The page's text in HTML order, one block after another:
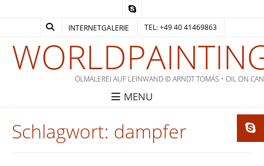
INTERNETGALERIE TEL: +49 40 41469863
ÖLMALEREI AUF LEINWAND © ARNDT TOMÁS • OIL ON
MENU
Schlagwort: dampfer